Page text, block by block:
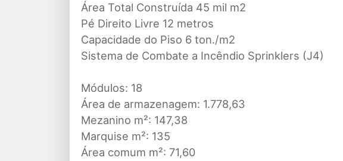
Área Total Construída 45 mil m2
Pé Direito Livre 12 metros
Capacidade do Piso 6 ton./m2
Sistema de Combate a Incêndio Sprinklers (J4)
Módulos: 18
Área de armazenagem: 1.778,63
Mezanino m²: 147,38
Marquise m²: 135
Área comum m²: 71,60